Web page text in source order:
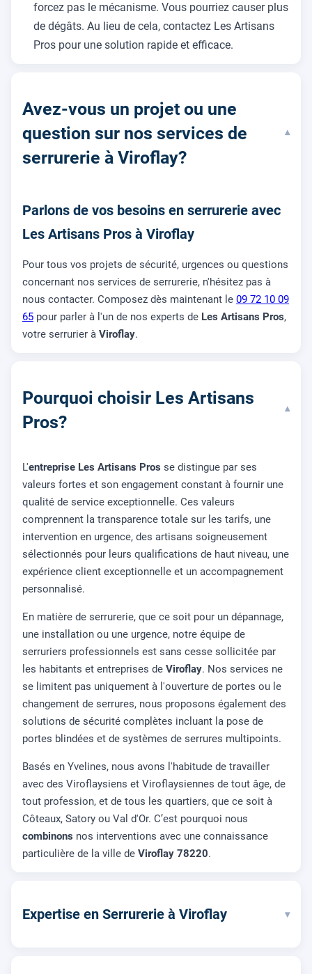
forcez pas le mécanisme. Vous pourriez causer plus
de dégâts. Au lieu de cela, contactez Les Artisans
Pros pour une solution rapide et efficace.
Avez-vous un projet ou une
question sur nos services de
serrurerie à Viroflay?
▾
Parlons de vos besoins en serrurerie avec
Les Artisans Pros à Viroflay
Pour tous vos projets de sécurité, urgences ou questions
concernant nos services de serrurerie, n'hésitez pas à
nous contacter. Composez dès maintenant le 09 72 10 09
65 pour parler à l'un de nos experts de Les Artisans Pros,
votre serrurier à Viroflay.
Pourquoi choisir Les Artisans
Pros?
▾
L'entreprise Les Artisans Pros se distingue par ses
valeurs fortes et son engagement constant à fournir une
qualité de service exceptionnelle. Ces valeurs
comprennent la transparence totale sur les tarifs, une
intervention en urgence, des artisans soigneusement
sélectionnés pour leurs qualifications de haut niveau, une
expérience client exceptionnelle et un accompagnement
personnalisé.
En matière de serrurerie, que ce soit pour un dépannage,
une installation ou une urgence, notre équipe de
serruriers professionnels est sans cesse sollicitée par
les habitants et entreprises de Viroflay. Nos services ne
se limitent pas uniquement à l'ouverture de portes ou le
changement de serrures, nous proposons également des
solutions de sécurité complètes incluant la pose de
portes blindées et de systèmes de serrures multipoints.
Basés en Yvelines, nous avons l'habitude de travailler
avec des Viroflaysiens et Viroflaysiennes de tout âge, de
tout profession, et de tous les quartiers, que ce soit à
Côteaux, Satory ou Val d'Or. C’est pourquoi nous
combinons nos interventions avec une connaissance
particulière de la ville de Viroflay 78220.
Expertise en Serrurerie à Viroflay ▾